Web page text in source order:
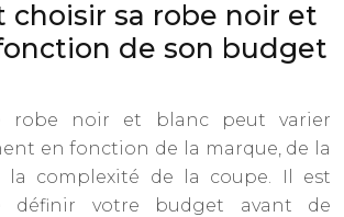
choisir sa robe noir et
de son budget
robe noir et blanc peut varier
en fonction de la marque, de la
la complexité de la coupe. Il est
définir votre budget avant de